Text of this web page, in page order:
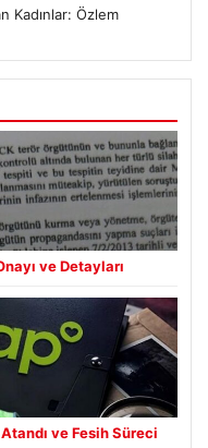
Kadınlar: Özlem
ve Detayları
ve Fesih Süreci